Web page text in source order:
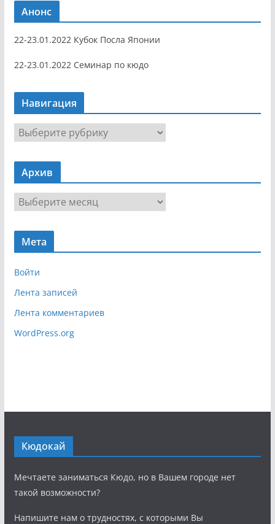
Анонс
22-23.01.2022 Кубок Посла Японии
22-23.01.2022 Семинар по кюдо
Навигация
Н
а
в
г
я
Архив
р
х
Мета
Войти
Лента записей
Лента комментариев
WordPress.org
Кюдокай
Мечтаете заниматься Кюдо, но в Вашем городе нет
такой возможности?
Напишите нам о трудностях, с которыми Вы